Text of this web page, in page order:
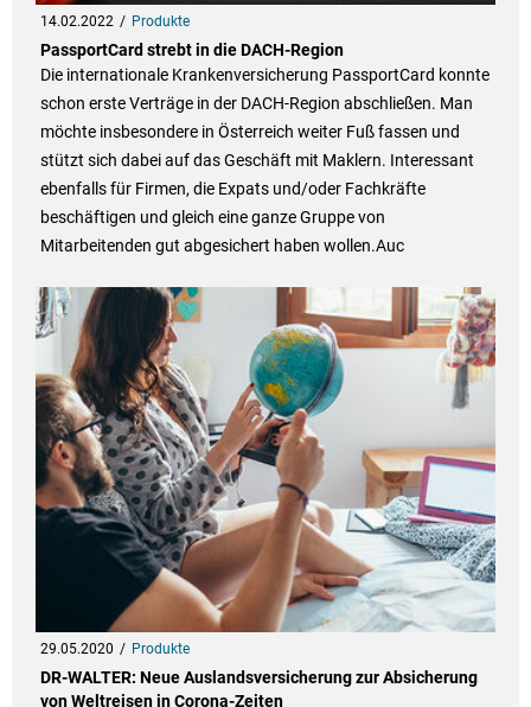
14.02.2022 Produkte
PassportCard strebt in die DACH-Region
Die internationale Krankenversicherung PassportCard konnte
schon erste Verträge in der DACH-Region abschließen. Man
möchte insbesondere in Österreich weiter Fuß fassen und
stützt sich dabei auf das Geschäft mit Maklern. Interessant
ebenfalls für Firmen, die Expats und/oder Fachkräfte
beschäftigen und gleich eine ganze Gruppe von
Mitarbeitenden gut abgesichert haben wollen.Auc
29.05.2020 Produkte
DR-WALTER: Neue Auslandsversicherung zur Absicherung
von Weltreisen in Corona-Zeiten